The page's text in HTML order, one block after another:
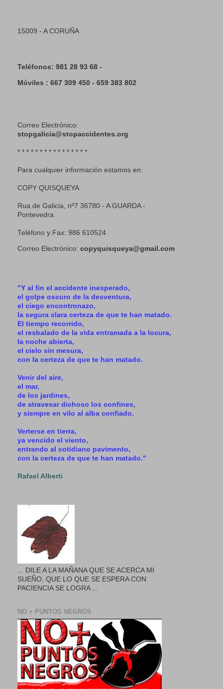
15009 - A CORUÑA
Teléfonos: 981 28 93 68 -
Móviles : 667 309 450 - 659 383 802
Correo Electrónico:
stopgalicia@stopaccidentes.org
* * * * * * * * * * * * * * * *
Para cualquier información estamos en:
COPY QUISQUEYA
Rua de Galicia, nº7 36780 - A GUARDA -
Pontevedra
Teléfono y Fax: 986 610524
Correo Electrónico: copyquisqueya@gmail.com
"Y al fin el accidente inesperado,
el golpe oscuro de la desventura,
el ciego encontronazo,
la segura clara certeza de que te han matado.
El tiempo recorrido,
el resbalado de la vida entramada a la locura,
la noche abierta,
el cielo sin mesura,
con la certeza de que te han matado.
Venir del aire,
el mar,
de los jardines,
de atravesar dichoso los confines,
y siempre en vilo al alba confiado.
Verterse en tierra,
ya vencido el viento,
entrando al cotidiano pavimento,
con la certeza de que te han matado."
Rafael Alberti
... DILE A LA MAÑANA QUE SE ACERCA MI
SUEÑO, QUE LO QUE SE ESPERA CON
PACIENCIA SE LOGRA ...
NO + PUNTOS NEGROS